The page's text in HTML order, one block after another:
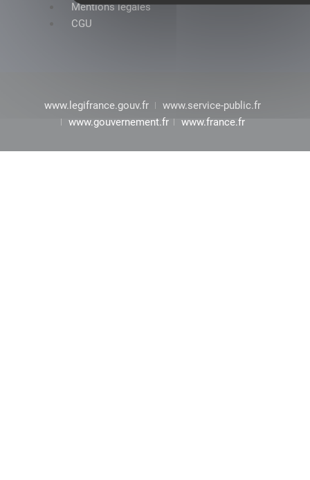
Mentions légales
CGU
www.legifrance.gouv.fr
www.service-public.fr
www.gouvernement.fr
www.france.fr